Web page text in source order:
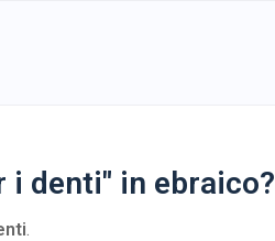
i denti" in ebraico?
.